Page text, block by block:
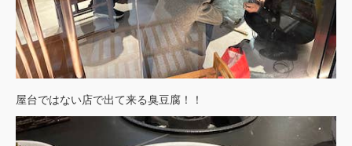
屋台ではない店で出て来る臭豆腐！！